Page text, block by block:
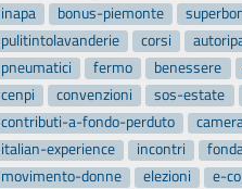
inapa
bonus-piemonte
pulitintolavanderie
corsi
pneumatici
fermo benessere
cenpi
convenzioni sos-estate
contributi-a-fondo-perduto
italian-experience
incontri
movimento-donne
elezioni
e-